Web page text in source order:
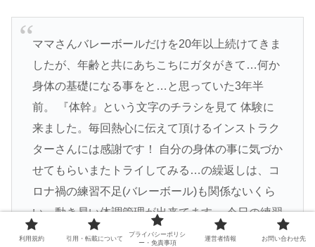
ママさんバレーボールだけを20年以上続けてきま
したが、年齢と共にあちこちにガタがきて…何か
身体の基礎になる事をと…と思っていた3年半
前。 『体幹』という文字のチラシを見て 体験に
来ました。毎回熱心に伝えて頂けるインストラク
ターさんには感謝です！ 自分の身体の事に気づか
せてもらいまたトライしてみる…の繰返しは、コ
ロナ禍の練習不足(バレーボール)も関係ないくら
い、動き易い体調管理が出来てます。 今日の練習
でもミートがイイ!と褒めて貰いました。(きっ
利用規約 引用・転載について
プライバシーポリシ
ー・免責事項
運営者情報 お問い合わせ先